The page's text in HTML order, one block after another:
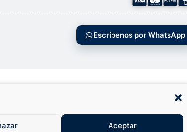
Aceptar
Escríbenos por WhatsApp